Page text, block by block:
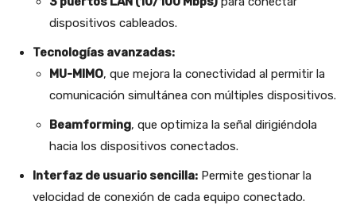
dispositivos cableados.
Tecnologías avanzadas:
MU-MIMO, que mejora la conectividad al permitir la
comunicación simultánea con múltiples dispositivos.
Beamforming, que optimiza la señal dirigiéndola
hacia los dispositivos conectados.
Interfaz de usuario sencilla: Permite gestionar la
velocidad de conexión de cada equipo conectado.